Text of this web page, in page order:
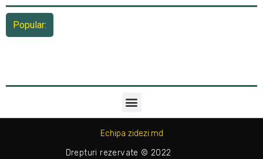
Popular:
Echipa zidezi.md
Drepturi rezervate © 2022